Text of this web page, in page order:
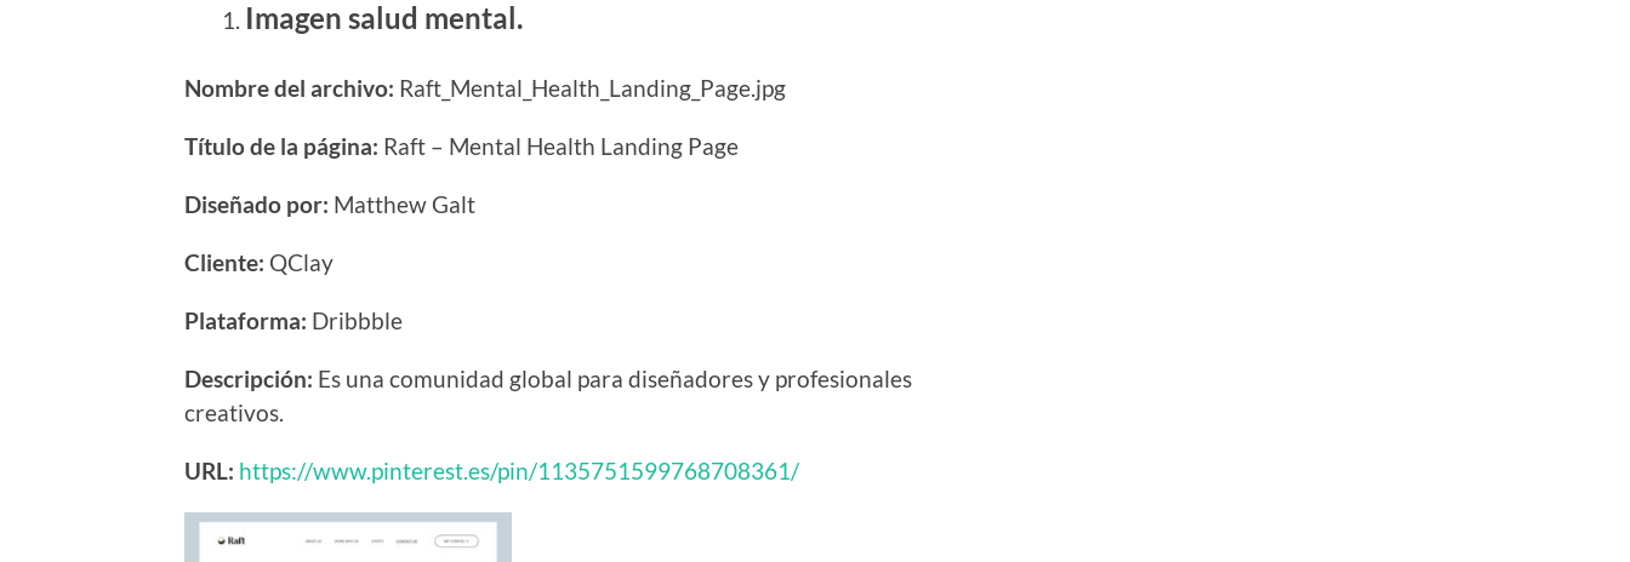
Imagen salud mental.
Nombre del archivo: Raft_Mental_Health_Landing_Page.jpg
Título de la página: Raft – Mental Health Landing Page
Diseñado por: Matthew Galt
Cliente: QClay
Plataforma: Dribbble
Descripción: Es una comunidad global para diseñadores y profesionales
creativos.
URL: https://www.pinterest.es/pin/1135751599768708361/